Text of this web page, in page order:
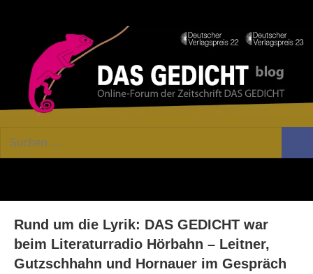
GEDICHT
Forum
von
Lyrik,
Essay
Suchen
Rund um die Lyrik: DAS GEDICHT war
beim Literaturradio Hörbahn – Leitner,
Gutzschhahn und Hornauer im Gespräch